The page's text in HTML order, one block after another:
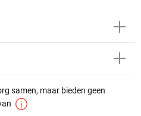
samen, maar bieden geen